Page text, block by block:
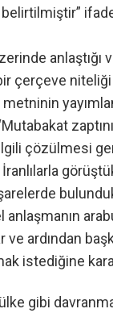
anlaştığı
çerçeve niteliği
çözülmesi
İranlılarla
anlaşmanın
ve ardından
istediğine
gibi